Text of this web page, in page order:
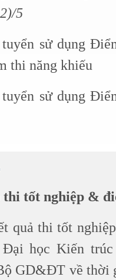
5
sử dụng
thi năng khiếu
sử dụng
thi tốt nghiệp &
quả thi tốt
học Kiến
GD&ĐT về thời